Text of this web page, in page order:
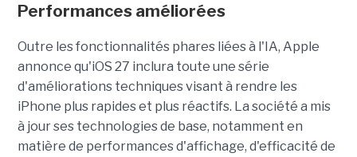
Performances améliorées
Outre les fonctionnalités phares liées à l'IA, Apple
annonce qu'iOS 27 inclura toute une série
d'améliorations techniques visant à rendre les
iPhone plus rapides et plus réactifs. La société a mis
à jour ses technologies de base, notamment en
matière de performances d'affichage, d'efficacité de